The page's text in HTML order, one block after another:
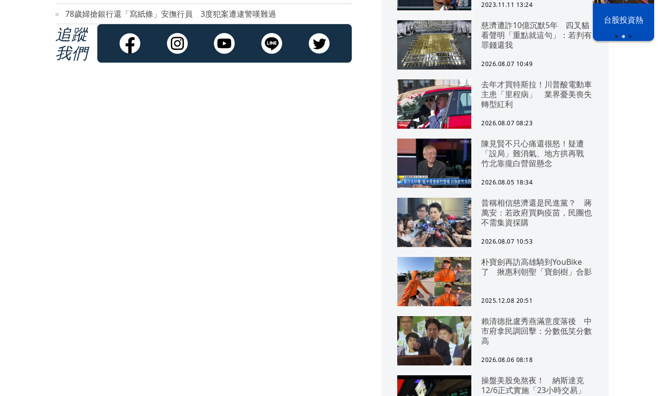
漢光42演習 台股投資熱
78歲婦搶銀行還「寫紙條」安撫行員 3度犯案遭逮警嘆難過
追蹤
我們
2023.11.11 13:24
慈濟遭詐10億沉默5年 四叉貓
看聲明「重點就這句」：若判有
罪錢還我
2026.08.07 10:49
去年才買特斯拉！川普酸電動車
主患「里程病」 業界憂美喪失
轉型紅利
2026.08.07 08:23
陳見賢不只心痛還很怒！疑遭
「設局」難消氣、地方拱再戰
竹北靠攏白營留懸念
2026.08.05 18:34
昔稱相信慈濟還是民進黨？ 蔣
萬安：若政府買夠疫苗，民團也
不需集資採購
2026.08.07 10:53
朴寶劍再訪高雄騎到YouBike
了 揪惠利朝聖「寶劍樹」合影
2025.12.08 20:51
賴清德批盧秀燕滿意度落後 中
市府拿民調回擊：分數低笑分數
高
2026.08.06 08:18
操盤美股免熬夜！ 納斯達克
12/6正式實施「23小時交易」